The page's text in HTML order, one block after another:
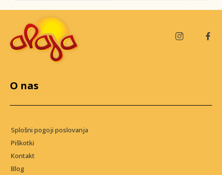
O nas
Splošni pogoji poslovanja
Piškotki
Kontakt
Blog